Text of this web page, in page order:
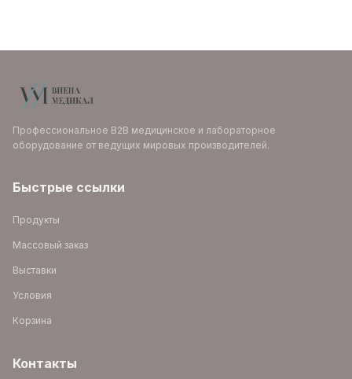
Профессиональное B2B медицинское и лабораторное
оборудование от ведущих мировых производителей.
Быстрые ссылки
Продукты
Массовый заказ
Выставки
Условия
Корзина
Контакты